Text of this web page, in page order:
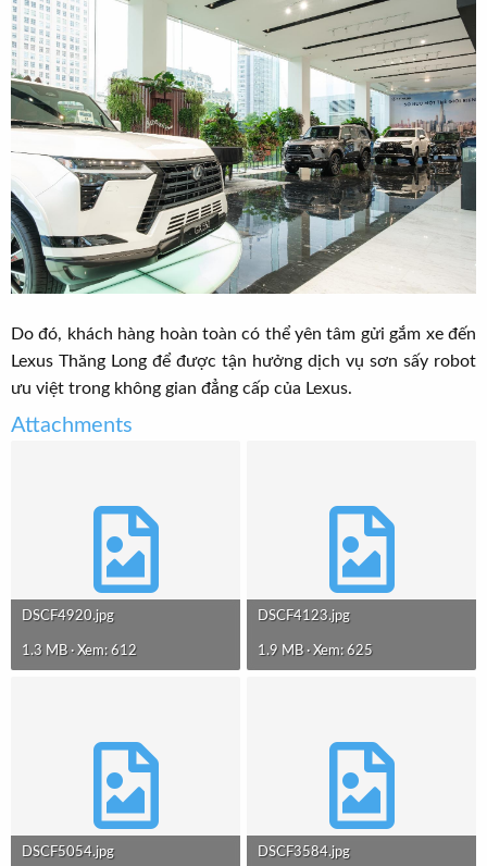
Do đó, khách hàng hoàn toàn có thể yên tâm gửi gắm xe đến
Lexus Thăng Long để được tận hưởng dịch vụ sơn sấy robot
ưu việt trong không gian đẳng cấp của Lexus.​
Attachments
DSCF4920.jpg
1.3 MB · Xem: 612
DSCF4123.jpg
1.9 MB · Xem: 625
DSCF5054.jpg DSCF3584.jpg